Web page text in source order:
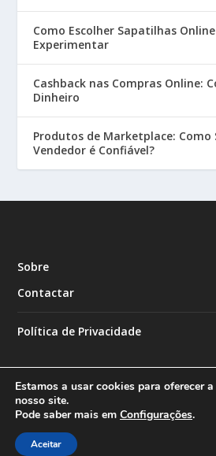
Como Escolher Sapatilhas
Experimentar
Cashback nas Compras Online:
Dinheiro
Produtos de Marketplace: Como
Vendedor é Confiável?
Sobre
Contactar
Política de Privacidade
Designed by
Estamos a usar cookies para oferecer
nosso site.
Pode saber mais em Configurações.
Aceitar